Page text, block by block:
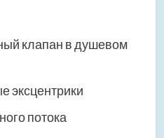
клапан в душевом
эксцентрики
потока